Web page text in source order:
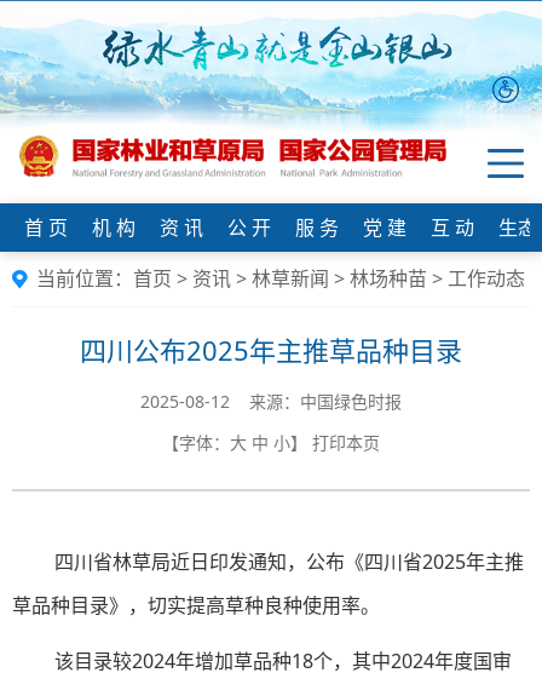
首 页 机 构 资 讯 公 开 服 务 党 建 互 动
生
当前位置： 首页 > 资讯>林草新闻 >林场种苗 >工作动态
四川公布2025年主推草品种目录
2025-08-12 来源：中国绿色时报
【字体： 大 中 小】 打印本页
四川省林草局近日印发通知，公布《四川省2025年主推
草品种目录》，切实提高草种良种使用率。
该目录较2024年增加草品种18个，其中2024年度国审